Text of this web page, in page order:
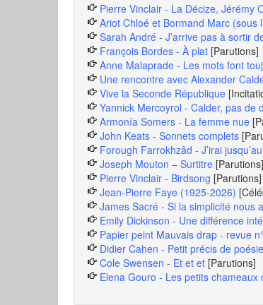
Pierre Vinclair - La Décize, Jérémy
Ariot Chloé et Bormand Marc
Sarah André - J’arrive pas à sortir
François Bordes - À plat [Parutions]
Anne Malaprade - Les mots font
Une rencontre avec Alexander
Vive la Seconde République
Yannick Mercoyrol - Calder, pas de
Armonía Somers - La femme nue
John Keats - Sonnets complets
Forough Farrokhzâd - J’irai
Joseph Mouton – Surtitre [Parutions]
Pierre Vinclair - Birdsong [Parutions]
Jean-Pierre Faye (1925-2026)
James Sacré - Si la simplicité nous
Emily Dickinson - Une différence
Papier peint Mauvais drap - revue
Didier Cahen - Petit précis de
Cole Swensen - Et et et [Parutions]
Elena Gouro - Les petits chameaux